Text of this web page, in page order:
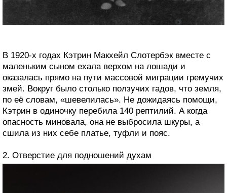
В 1920-х годах Кэтрин Макхейл Слотербэк вместе с
маленьким сыном ехала верхом на лошади и
оказалась прямо на пути массовой миграции гремучих
змей. Вокруг было столько ползучих гадов, что земля,
по её словам, «шевелилась». Не дожидаясь помощи,
Кэтрин в одиночку перебила 140 рептилий. А когда
опасность миновала, она не выбросила шкуры, а
сшила из них себе платье, туфли и пояс.
2. Отверстие для подношений духам